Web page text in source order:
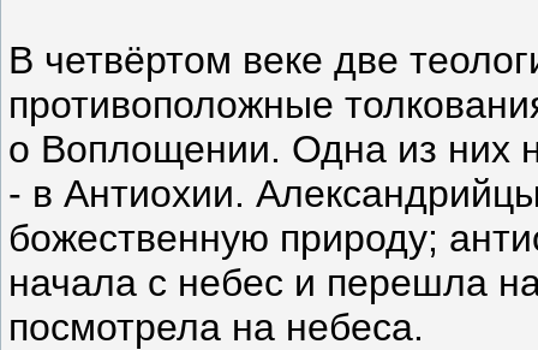
В четвёртом веке две
противоположные
о Воплощении. Одна из них
- в Антиохии.
божественную природу;
начала с небес и перешла
посмотрела на небеса.